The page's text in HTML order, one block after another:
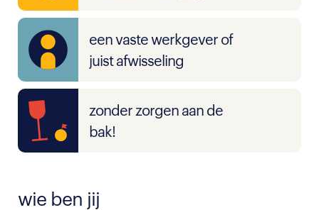
een vaste werkgever of
juist afwisseling
zonder zorgen aan de
bak!
wie ben jij